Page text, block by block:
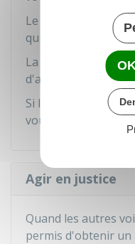
Le médiateur émet
qui varie entre 3 et 6
La portée de cet
d'assurance.
Si la décision du
vous pouvez
Agir en justice
Quand les autres
permis d'obtenir un